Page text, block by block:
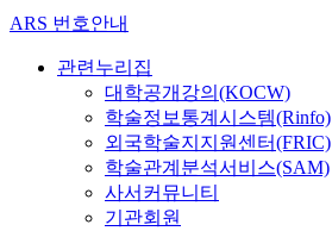
ARS 번호안내
관련누리집
대학공개강의(KOCW)
학술정보통계시스템(Rinfo)
외국학술지지원센터(FRIC)
학술관계분석서비스(SAM)
사서커뮤니티
기관회원